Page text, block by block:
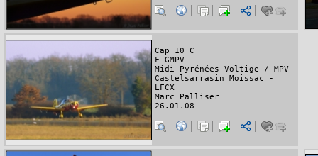
Cap 10 C
F-GMPV
Midi Pyrénées Voltige / MPV
Castelsarrasin Moissac -
LFCX
Marc Palliser
26.01.08